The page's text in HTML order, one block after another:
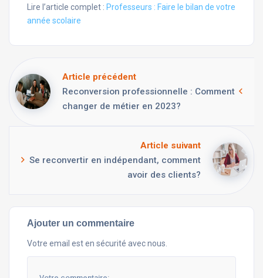
Lire l’article complet : Professeurs : Faire le bilan de votre
année scolaire
Article précédent
Reconversion professionnelle : Comment
changer de métier en 2023?
Article suivant
Se reconvertir en indépendant, comment
avoir des clients?
Ajouter un commentaire
Votre email est en sécurité avec nous.